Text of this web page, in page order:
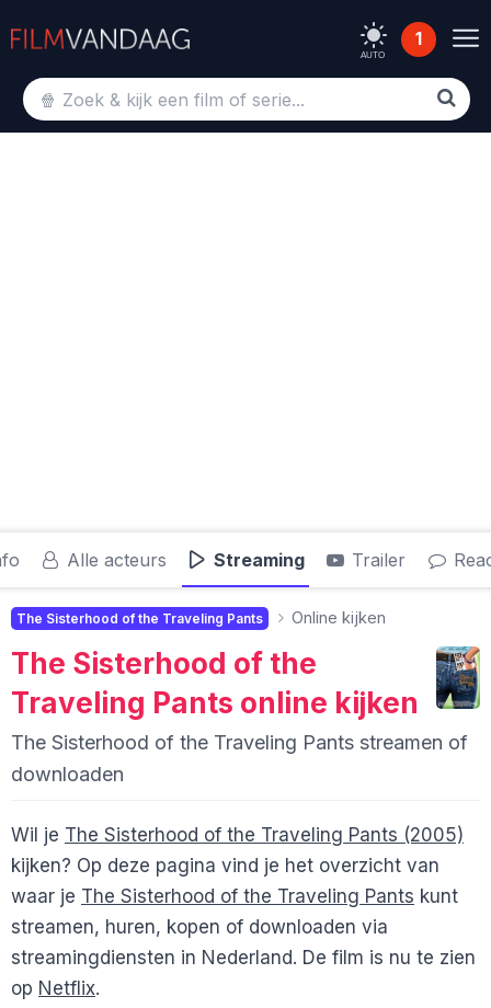
AUTO
1
Alle acteurs Streaming Trailer
The Sisterhood of the Traveling Pants Online kijken
The Sisterhood of the
Traveling Pants online kijken
The Sisterhood of the Traveling Pants streamen of
downloaden
Wil je The Sisterhood of the Traveling Pants (2005)
kijken? Op deze pagina vind je het overzicht van
waar je The Sisterhood of the Traveling Pants kunt
streamen, huren, kopen of downloaden via
streamingdiensten in Nederland. De film is nu te zien
op Netflix.